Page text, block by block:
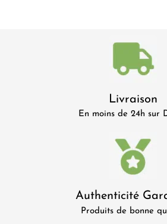
Livraison
En moins de 24h sur
Authenticité
Produits de bonne